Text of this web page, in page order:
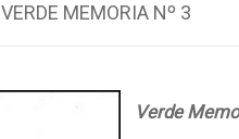
VERDE MEMORIA Nº 3
Verde